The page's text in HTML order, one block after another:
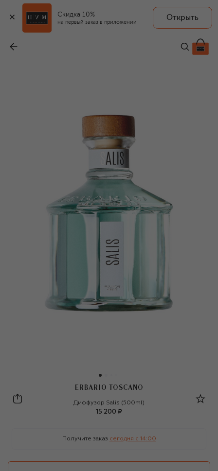
Скидка 10%
на первый заказ в приложении
Открыть
ERBARIO TOSCANO
15 200 ₽
ERBARIO TOSCANO
Erbario Toscano
Диффузор Salis (500ml)
15 200 ₽
Получите заказ сегодня c 14:00